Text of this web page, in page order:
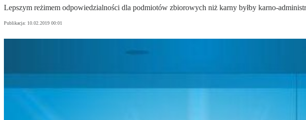
Lepszym reżimem odpowiedzialności dla podmiotów zbiorowych niż karny byłby karno-
Publikacja: 10.02.2019 00:01